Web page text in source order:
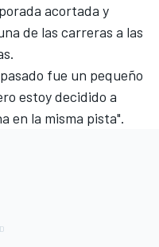
acortada y
de las carreras a las
fue un pequeño
estoy decidido a
en la misma pista".